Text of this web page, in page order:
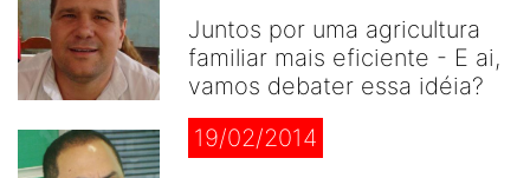
Juntos por uma agricultura
familiar mais eficiente - E ai,
vamos debater essa idéia?
19/02/2014